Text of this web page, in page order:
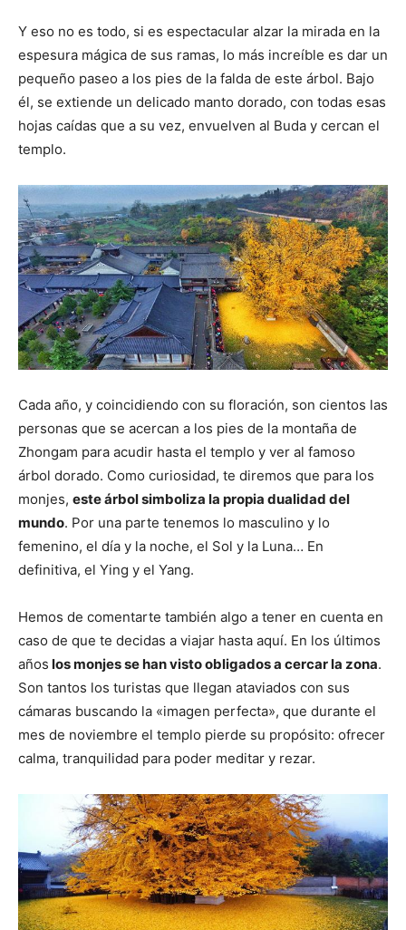
Y eso no es todo, si es espectacular alzar la mirada en la
espesura mágica de sus ramas, lo más increíble es dar un
pequeño paseo a los pies de la falda de este árbol. Bajo
él, se extiende un delicado manto dorado, con todas esas
hojas caídas que a su vez, envuelven al Buda y cercan el
templo.
Cada año, y coincidiendo con su floración, son cientos las
personas que se acercan a los pies de la montaña de
Zhongam para acudir hasta el templo y ver al famoso
árbol dorado. Como curiosidad, te diremos que para los
monjes, este árbol simboliza la propia dualidad del
mundo. Por una parte tenemos lo masculino y lo
femenino, el día y la noche, el Sol y la Luna… En
definitiva, el Ying y el Yang.
Hemos de comentarte también algo a tener en cuenta en
caso de que te decidas a viajar hasta aquí. En los últimos
años los monjes se han visto obligados a cercar la zona.
Son tantos los turistas que llegan ataviados con sus
cámaras buscando la «imagen perfecta», que durante el
mes de noviembre el templo pierde su propósito: ofrecer
calma, tranquilidad para poder meditar y rezar.